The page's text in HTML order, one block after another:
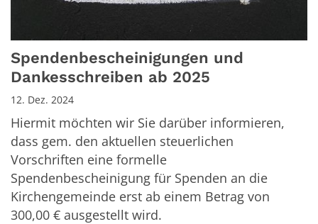
Spendenbescheinigungen und
Dankesschreiben ab 2025
12. Dez. 2024
Hiermit möchten wir Sie darüber informieren,
dass gem. den aktuellen steuerlichen
Vorschriften eine formelle
Spendenbescheinigung für Spenden an die
Kirchengemeinde erst ab einem Betrag von
300,00 € ausgestellt wird.